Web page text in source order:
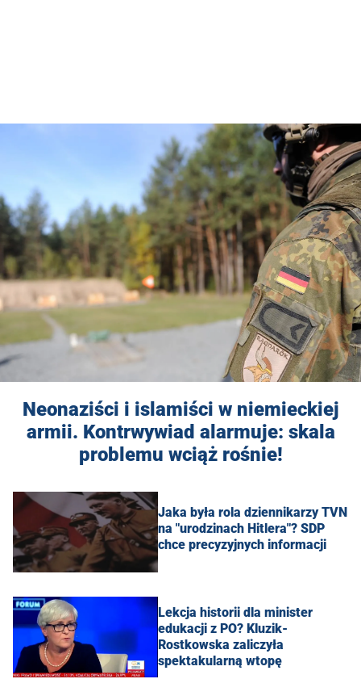
Neonaziści i islamiści w niemieckiej
armii. Kontrwywiad alarmuje: skala
problemu wciąż rośnie!
Jaka była rola dziennikarzy TVN
na "urodzinach Hitlera"? SDP
chce precyzyjnych informacji
Lekcja historii dla minister
edukacji z PO? Kluzik-
Rostkowska zaliczyła
spektakularną wtopę